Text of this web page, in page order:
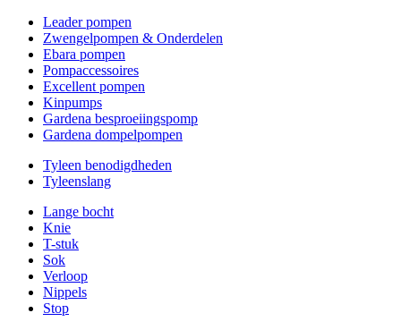
Leader pompen
Zwengelpompen & Onderdelen
Ebara pompen
Pompaccessoires
Excellent pompen
Kinpumps
Gardena besproeiingspomp
Gardena dompelpompen
Tyleen benodigdheden
Tyleenslang
Lange bocht
Knie
T-stuk
Sok
Verloop
Nippels
Stop